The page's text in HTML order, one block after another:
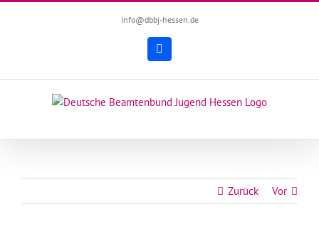
info@dbbj-hessen.de
Facebook
Zurück Vor